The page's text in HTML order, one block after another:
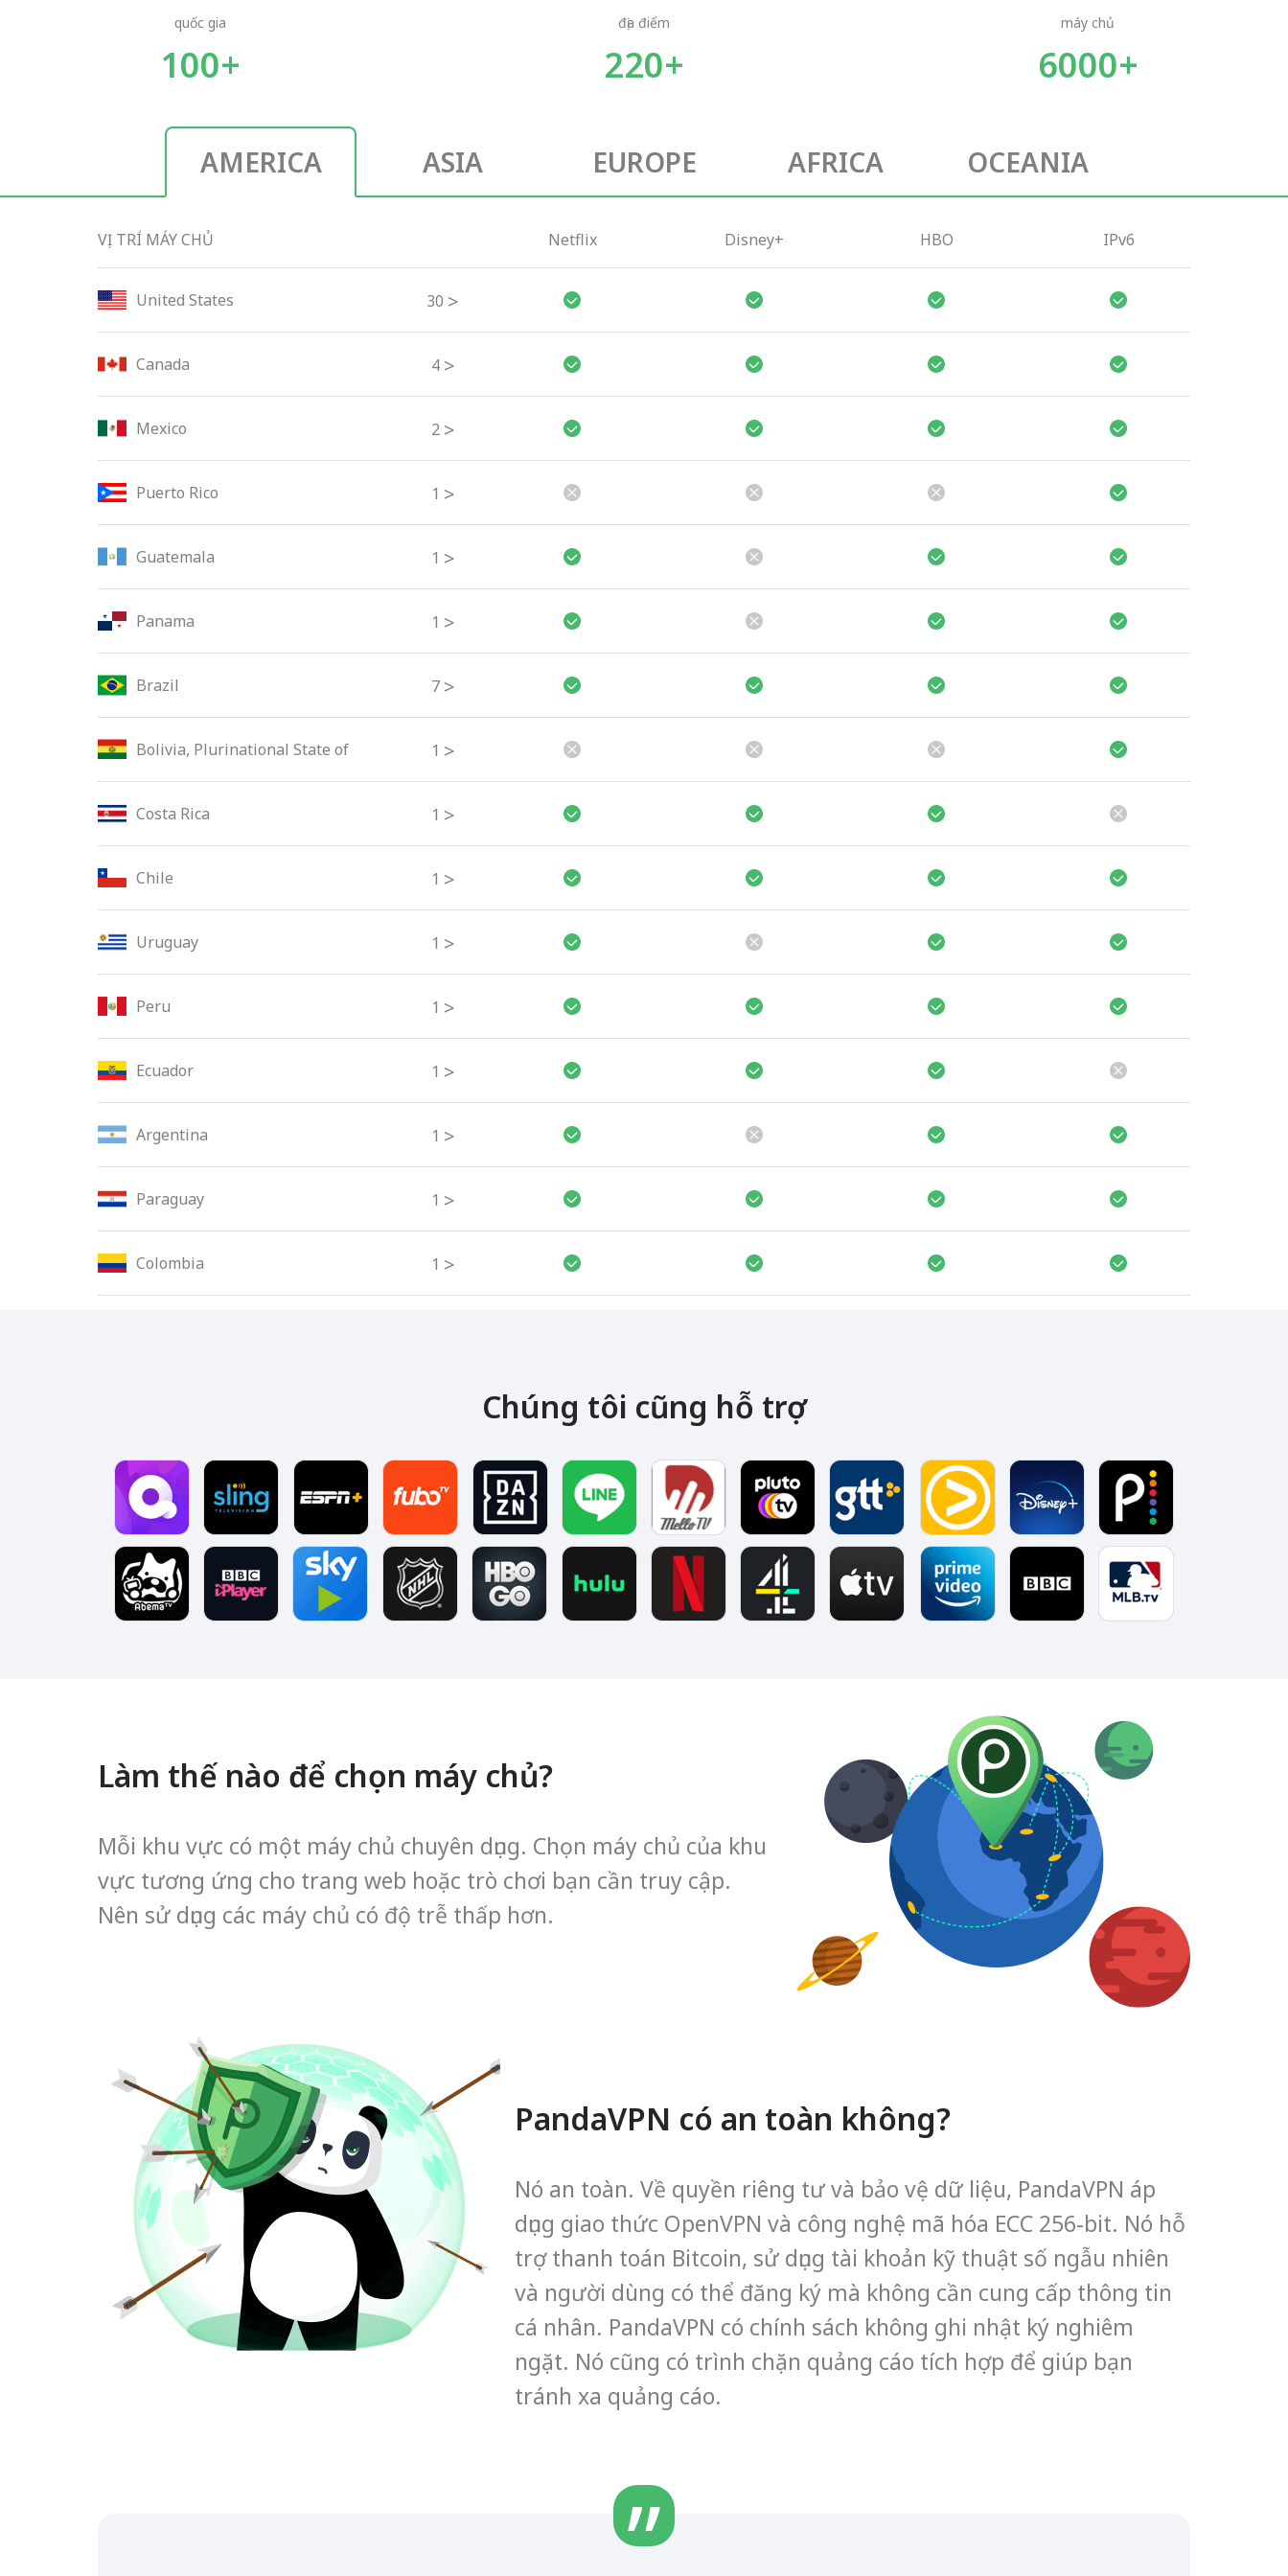
quốc gia
100+
địa điểm
220+
máy chủ
6000+
AMERICA ASIA EUROPE AFRICA OCEANIA
VỊ TRÍ MÁY CHỦ Netflix Disney+ HBO IPv6
United States 30 >
Canada 4 >
Mexico 2 >
Puerto Rico 1 >
Guatemala 1 >
Panama 1 >
Brazil 7 >
Bolivia, Plurinational State of 1 >
Costa Rica 1 >
Chile 1 >
Uruguay 1 >
Peru 1 >
Ecuador 1 >
Argentina 1 >
Paraguay 1 >
Colombia 1 >
Chúng tôi cũng hỗ trợ
Làm thế nào để chọn máy chủ?
Mỗi khu vực có một máy chủ chuyên dụng. Chọn máy chủ của khu
vực tương ứng cho trang web hoặc trò chơi bạn cần truy cập.
Nên sử dụng các máy chủ có độ trễ thấp hơn.
PandaVPN có an toàn không?
Nó an toàn. Về quyền riêng tư và bảo vệ dữ liệu, PandaVPN áp
dụng giao thức OpenVPN và công nghệ mã hóa ECC 256-bit. Nó hỗ
trợ thanh toán Bitcoin, sử dụng tài khoản kỹ thuật số ngẫu nhiên
và người dùng có thể đăng ký mà không cần cung cấp thông tin
cá nhân. PandaVPN có chính sách không ghi nhật ký nghiêm
ngặt. Nó cũng có trình chặn quảng cáo tích hợp để giúp bạn
tránh xa quảng cáo.